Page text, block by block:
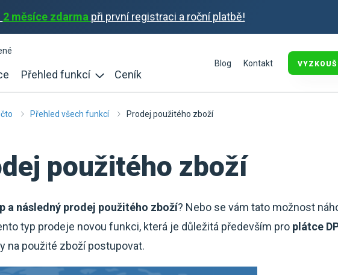
2 měsíce zdarma při první registraci a roční platbě!
Přehled funkcí Ceník
Blog
Kontakt
Přehled všech funkcí Prodej použitého zboží
použitého zboží
a následný prodej použitého zboží? Nebo se vám tato možnost
typ prodeje novou funkci, která je důležitá především pro plátce
na použité zboží postupovat.